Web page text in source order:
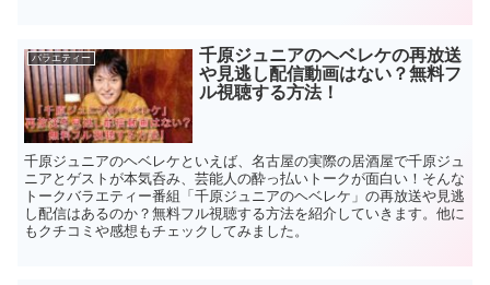
バラエティー
千原ジュニアのヘベレケの再放送
や見逃し配信動画はない？無料フ
ル視聴する方法！
千原ジュニアのヘベレケといえば、名古屋の実際の居酒屋で千原ジュ
ニアとゲストが本気呑み、芸能人の酔っ払いトークが面白い！そんな
トークバラエティー番組「千原ジュニアのヘベレケ」の再放送や見逃
し配信はあるのか？無料フル視聴する方法を紹介していきます。他に
もクチコミや感想もチェックしてみました。